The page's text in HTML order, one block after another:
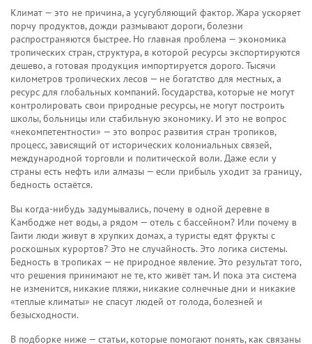
Климат — это не причина, а усугубляющий фактор. Жара ускоряет
порчу продуктов, дожди размывают дороги, болезни
распространяются быстрее. Но главная проблема — экономика
тропических стран,структура, в которой ресурсы экспортируются
дешево, а готовая продукция импортируется дорого. Тысячи
километров тропических лесов — не богатство для местных, а
ресурс для глобальных компаний. Государства, которые не могут
контролировать свои природные ресурсы, не могут построить
школы, больницы или стабильную экономику. И это не вопрос
«некомпетентности» — это вопрос развития стран тропиков,
процесс, зависящий от исторических колониальных связей,
международной торговли и политической воли. Даже если у
страны есть нефть или алмазы — если прибыль уходит за границу,
бедность остаётся.
Вы когда-нибудь задумывались, почему в одной деревне в
Камбодже нет воды, а рядом — отель с бассейном? Или почему в
Гаити люди живут в хрупких домах, а туристы едят фрукты с
роскошных курортов? Это не случайность. Это логика системы.
Бедность в тропиках — не природное явление. Это результат того,
что решения принимают не те, кто живёт там. И пока эта система
не изменится, никакие пляжи, никакие солнечные дни и никакие
«теплые климаты» не спасут людей от голода, болезней и
безысходности.
В подборке ниже — статьи, которые помогают понять, как связаны